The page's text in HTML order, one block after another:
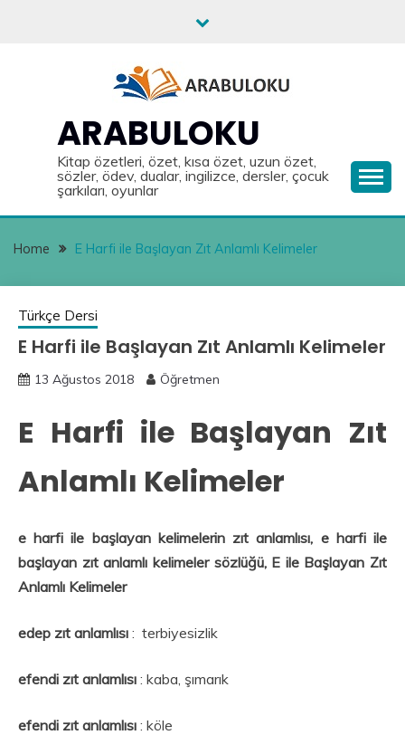
ARABULOKU
Kitap özetleri, özet, kısa özet, uzun özet,
sözler, ödev, dualar, ingilizce, dersler, çocuk
şarkıları, oyunlar
Home E Harfi ile Başlayan Zıt Anlamlı Kelimeler
Türkçe Dersi
E Harfi ile Başlayan Zıt Anlamlı Kelimeler
13 Ağustos 2018 Öğretmen
E Harfi ile Başlayan Zıt
Anlamlı Kelimeler
e harfi ile başlayan kelimelerin zıt anlamlısı, e harfi ile
başlayan zıt anlamlı kelimeler sözlüğü, E ile Başlayan Zıt
Anlamlı Kelimeler
edep zıt anlamlısı : terbiyesizlik
efendi zıt anlamlısı : kaba, şımarık
efendi zıt anlamlısı : köle